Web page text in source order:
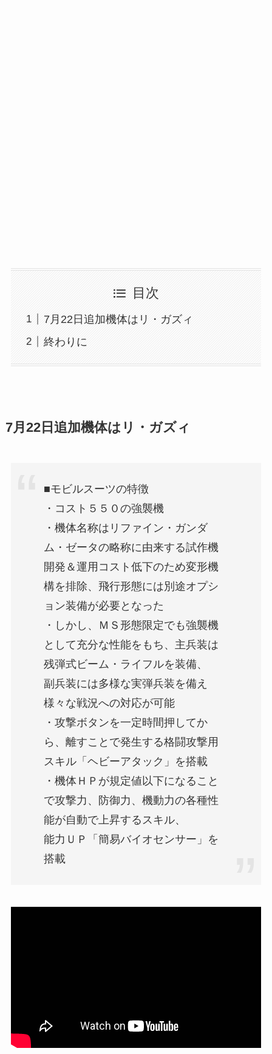
目次
7月22日追加機体はリ・ガズィ
終わりに
7月22日追加機体はリ・ガズィ
■モビルスーツの特徴
・コスト５５０の強襲機
・機体名称はリファイン・ガンダ
ム・ゼータの略称に由来する試作機
開発＆運用コスト低下のため変形機
構を排除、飛行形態には別途オプシ
ョン装備が必要となった
・しかし、ＭＳ形態限定でも強襲機
として充分な性能をもち、主兵装は
残弾式ビーム・ライフルを装備、
副兵装には多様な実弾兵装を備え
様々な戦況への対応が可能
・攻撃ボタンを一定時間押してか
ら、離すことで発生する格闘攻撃用
スキル「ヘビーアタック」を搭載
・機体ＨＰが規定値以下になること
で攻撃力、防御力、機動力の各種性
能が自動で上昇するスキル、
能力ＵＰ「簡易バイオセンサー」を
搭載